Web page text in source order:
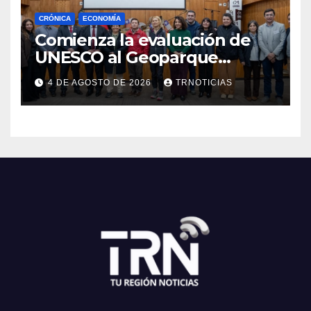
CRÓNICA ECONOMÍA
Comienza la evaluación de
UNESCO al Geoparque
Aspirante Pillanmapu en el
Maule
4 DE AGOSTO DE 2026 TRNOTICIAS